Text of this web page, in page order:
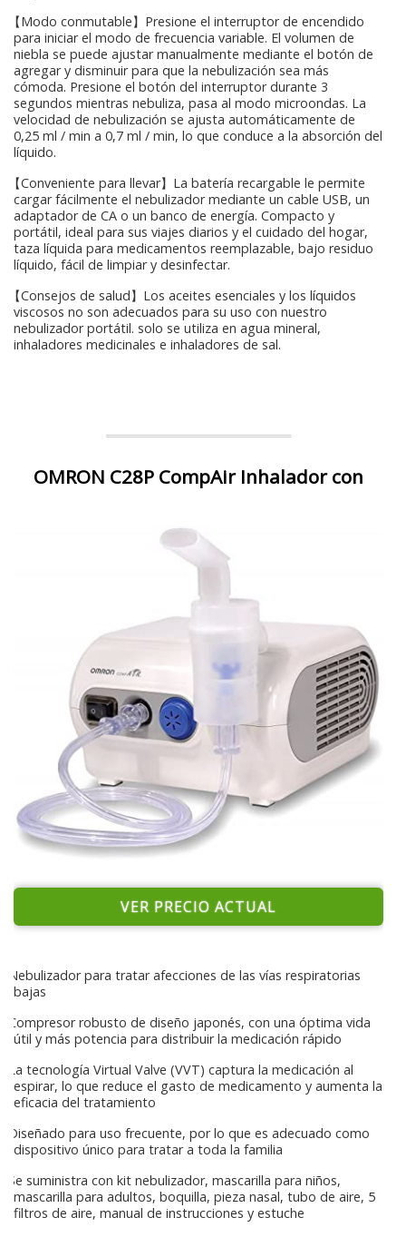
【Modo conmutable】Presione el interruptor de encendido
para iniciar el modo de frecuencia variable. El volumen de
niebla se puede ajustar manualmente mediante el botón de
agregar y disminuir para que la nebulización sea más
cómoda. Presione el botón del interruptor durante 3
segundos mientras nebuliza, pasa al modo microondas. La
velocidad de nebulización se ajusta automáticamente de
0,25 ml / min a 0,7 ml / min, lo que conduce a la absorción del
líquido.
【Conveniente para llevar】La batería recargable le permite
cargar fácilmente el nebulizador mediante un cable USB, un
adaptador de CA o un banco de energía. Compacto y
portátil, ideal para sus viajes diarios y el cuidado del hogar,
taza líquida para medicamentos reemplazable, bajo residuo
líquido, fácil de limpiar y desinfectar.
【Consejos de salud】Los aceites esenciales y los líquidos
viscosos no son adecuados para su uso con nuestro
nebulizador portátil. solo se utiliza en agua mineral,
inhaladores medicinales e inhaladores de sal.
OMRON C28P CompAir Inhalador con
VER PRECIO ACTUAL
Nebulizador para tratar afecciones de las vías respiratorias
bajas
Compresor robusto de diseño japonés, con una óptima vida
útil y más potencia para distribuir la medicación rápido
La tecnología Virtual Valve (VVT) captura la medicación al
espirar, lo que reduce el gasto de medicamento y aumenta la
eficacia del tratamiento
Diseñado para uso frecuente, por lo que es adecuado como
dispositivo único para tratar a toda la familia
Se suministra con kit nebulizador, mascarilla para niños,
mascarilla para adultos, boquilla, pieza nasal, tubo de aire, 5
filtros de aire, manual de instrucciones y estuche